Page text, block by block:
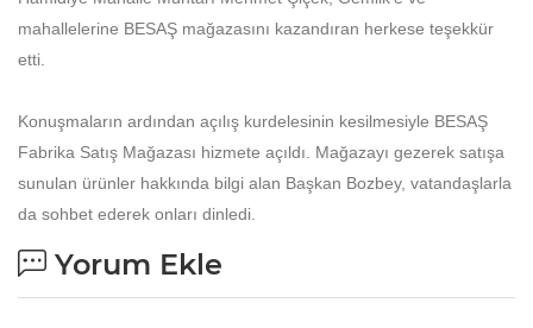
mahallelerine BESAŞ mağazasını kazandıran herkese teşekkür
etti.
Konuşmaların ardından açılış kurdelesinin kesilmesiyle BESAŞ
Fabrika Satış Mağazası hizmete açıldı. Mağazayı gezerek satışa
sunulan ürünler hakkında bilgi alan Başkan Bozbey, vatandaşlarla
da sohbet ederek onları dinledi.
Yorum Ekle